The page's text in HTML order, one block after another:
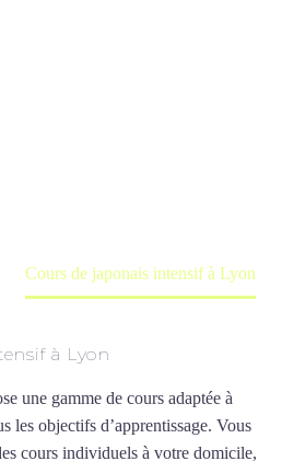
Cours de japonais intensif à Lyon
à Lyon
une gamme de cours adaptée à
les objectifs d’apprentissage. Vous
cours individuels à votre domicile,